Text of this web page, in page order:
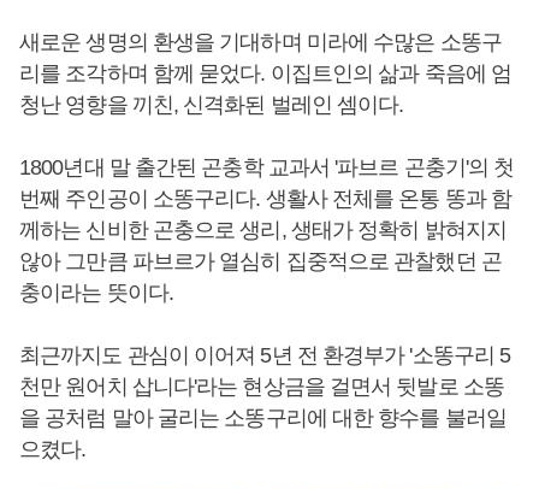
새로운 생명의 환생을 기대하며 미라에 수많은 소똥구
리를 조각하며 함께 묻었다. 이집트인의 삶과 죽음에 엄
청난 영향을 끼친, 신격화된 벌레인 셈이다.
1800년대 말 출간된 곤충학 교과서 '파브르 곤충기'의 첫
번째 주인공이 소똥구리다. 생활사 전체를 온통 똥과 함
께하는 신비한 곤충으로 생리, 생태가 정확히 밝혀지지
않아 그만큼 파브르가 열심히 집중적으로 관찰했던 곤
충이라는 뜻이다.
최근까지도 관심이 이어져 5년 전 환경부가 '소똥구리 5
천만 원어치 삽니다'라는 현상금을 걸면서 뒷발로 소똥
을 공처럼 말아 굴리는 소똥구리에 대한 향수를 불러일
으켰다.